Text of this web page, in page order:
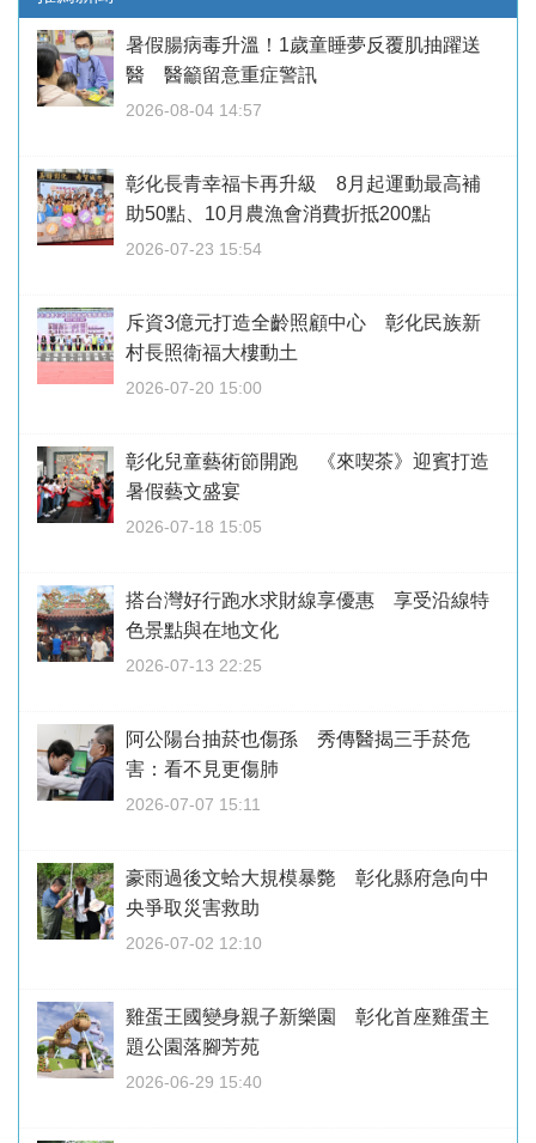
暑假腸病毒升溫！1歲童睡夢反覆肌抽躍送
醫 醫籲留意重症警訊
2026-08-04 14:57
彰化長青幸福卡再升級 8月起運動最高補
助50點、10月農漁會消費折抵200點
2026-07-23 15:54
斥資3億元打造全齡照顧中心 彰化民族新
村長照衛福大樓動土
2026-07-20 15:00
彰化兒童藝術節開跑 《來喫茶》迎賓打造
暑假藝文盛宴
2026-07-18 15:05
搭台灣好行跑水求財線享優惠 享受沿線特
色景點與在地文化
2026-07-13 22:25
阿公陽台抽菸也傷孫 秀傳醫揭三手菸危
害：看不見更傷肺
2026-07-07 15:11
豪雨過後文蛤大規模暴斃 彰化縣府急向中
央爭取災害救助
2026-07-02 12:10
雞蛋王國變身親子新樂園 彰化首座雞蛋主
題公園落腳芳苑
2026-06-29 15:40